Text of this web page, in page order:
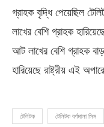
গ্রাহক বৃদ্ধি পেয়েছিল
লাখের বেশি গ্রাহক
আট লাখের বেশি গ্রাহক
হারিয়েছে রাষ্ট্রীয় এই
টেলিটক টেলিটক বর্ণমালা সিম